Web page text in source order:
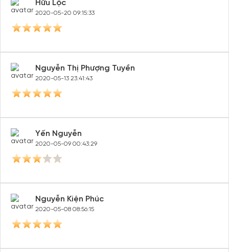
Hữu Lộc
2020-05-20 09:15:33
Nguyễn Thị Phượng Tuyền
2020-05-13 23:41:43
Yến Nguyễn
2020-05-09 00:43:29
Nguyễn Kiện Phúc
2020-05-08 08:56:15